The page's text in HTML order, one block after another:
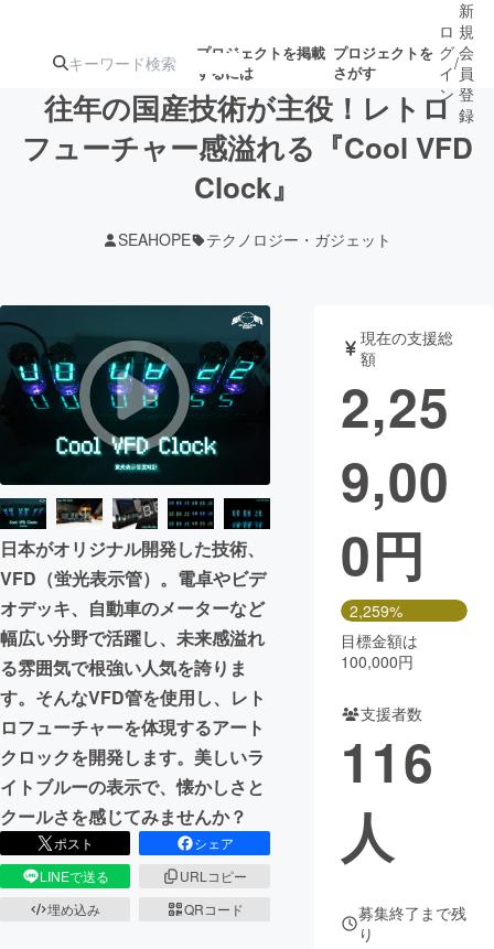
プロジェクトを掲載
するには
プロジェクトを
さがす
注目の新着プロ募集終了が近いプ
テクノロジー・ガジェット
映像・映画 書籍・雑誌
ビジネス・起業 チャレンジ
まちづくり・地域活性化
CAMPFIRE for Social Good
CAMPFIRE Creation
CAMPFIREふるさと納税machi-ya コミュニティ
ロ
グ
イ
ン
/
新
規
会
員
登
録
往年の国産技術が主役！レトロ
フューチャー感溢れる『Cool VFD
Clock』
SEAHOPE テクノロジー・ガジェット
日本がオリジナル開発した技術、
VFD（蛍光表示管）。電卓やビデ
オデッキ、自動車のメーターなど
幅広い分野で活躍し、未来感溢れ
る雰囲気で根強い人気を誇りま
す。そんなVFD管を使用し、レト
ロフューチャーを体現するアート
クロックを開発します。美しいラ
イトブルーの表示で、懐かしさと
クールさを感じてみませんか？
ポスト
シェア
LINEで送る
URLコピー
埋め込み
QRコード
現在の支援総
額
2,25
9,00
0円
2,259%
目標金額は
100,000円
支援者数
116
人
募集終了まで残
り